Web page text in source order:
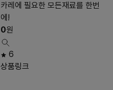
카레에 필요한 모든재료를 한번
에!
0원
6
상품링크